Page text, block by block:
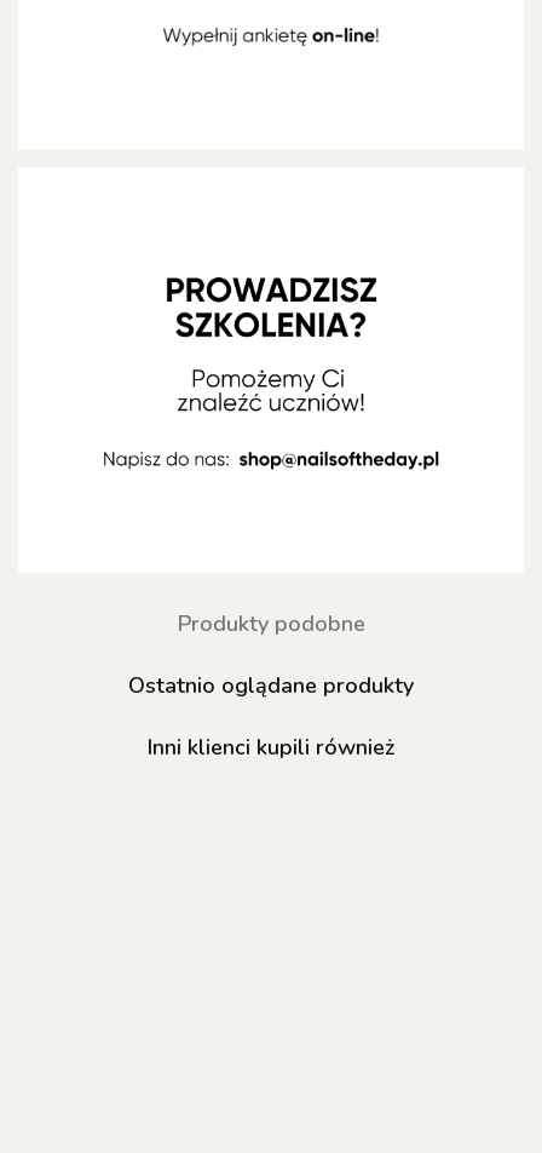
Produkty podobne
Ostatnio oglądane produkty
Inni klienci kupili również